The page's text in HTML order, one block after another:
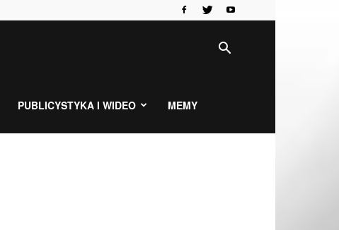
PUBLICYSTYKA I WIDEO MEMY